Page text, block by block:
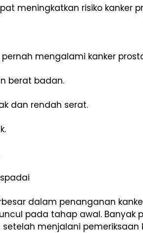
meningkatkan risiko kanker
mengalami kanker
berat badan.
dan rendah serat.
dalam penanganan
pada tahap awal. Banyak
menjalani pemeriksaan